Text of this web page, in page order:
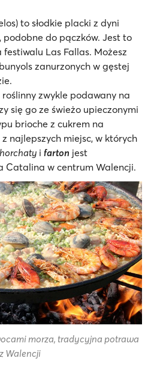
to słodkie placki z dyni
podobne do pączków. Jest to
Las Fallas. Możesz
zanurzonych w gęstej
zwykle podawany na
się go ze świeżo upieczonymi
brioche z cukrem na
najlepszych miejsc, w których
horchaty i farton jest
Catalina w centrum Walencji.
morza, tradycyjna potrawa
z Walencji